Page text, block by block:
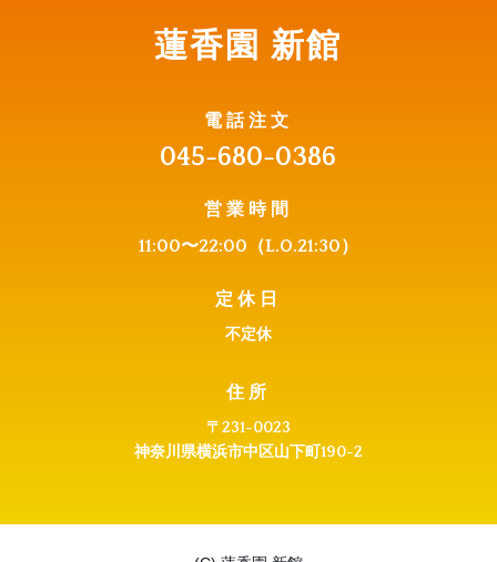
蓮香園 新館
電話注文
045-680-0386
営業時間
11:00〜22:00（L.O.21:30）
定休日
不定休
住所
〒231-0023
神奈川県横浜市中区山下町190-2